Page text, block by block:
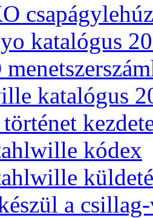
katalógus
katalógus
kódex
a